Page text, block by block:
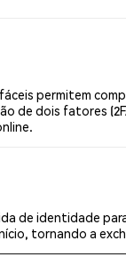
permitem
de dois fatores
de identidade
tornando a